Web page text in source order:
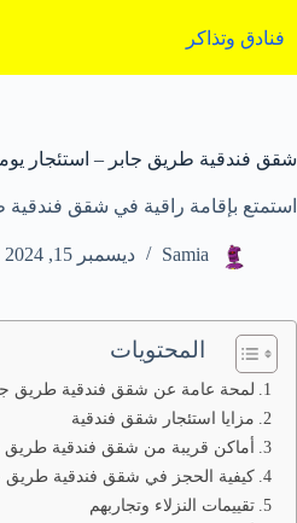
إلى
المحتوى
فنادق وتذاكر
شقق فندقية طريق جابر – استئجار
استمتع بإقامة راقية في شقق فندقية
Samia ديسمبر 15, 2024
المحتويات
لمحة عامة عن شقق فندقية طريق
مزايا استئجار شقق فندقية
أماكن قريبة من شقق فندقية طريق
كيفية الحجز في شقق فندقية طريق
تقييمات النزلاء وتجاربهم